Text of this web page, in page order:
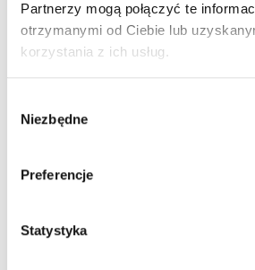
Partnerzy mogą połączyć te
otrzymanymi od Ciebie lub
korzystania z ich usług.
zgody
Niezbędne
Preferencje
Statystyka
STANDARDY WYKOŃCZENIA
DEWELOPERSKI